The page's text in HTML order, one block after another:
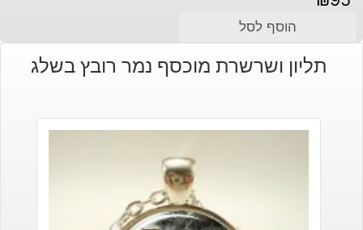
הוסף לסל
תליון ושרשרת מוכסף נמר רובץ בשלג